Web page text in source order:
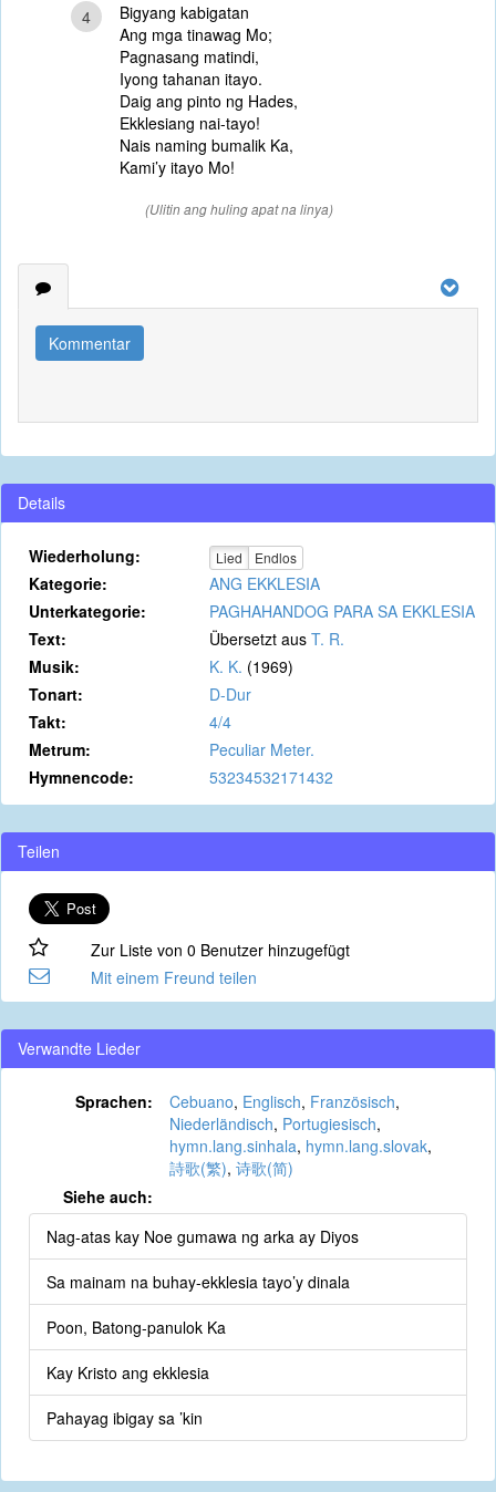
4
Bigyang kabigatan
Ang mga tinawag Mo;
Pagnasang matindi,
Iyong tahanan itayo.
Daig ang pinto ng Hades,
Ekklesiang nai-tayo!
Nais naming bumalik Ka,
Kami’y itayo Mo!
(Ulitin ang huling apat na linya)
Kommentar
Details
Wiederholung: Lied Endlos
Kategorie:
ANG EKKLESIA
Unterkategorie:
PAGHAHANDOG PARA SA EKKLESIA
Text:
Übersetzt aus T. R.
Musik:
K. K. (1969)
Tonart:
D-Dur
Takt:
4/4
Metrum:
Peculiar Meter.
Hymnencode:
53234532171432
Teilen
Zur Liste von 0 Benutzer hinzugefügt
Mit einem Freund teilen
Verwandte Lieder
Sprachen: Cebuano, Englisch, Französisch,
Niederländisch, Portugiesisch,
hymn.lang.sinhala, hymn.lang.slovak,
詩歌(繁), 诗歌(简)
Siehe auch:
Nag-atas kay Noe gumawa ng arka ay Diyos
Sa mainam na buhay-ekklesia tayo’y dinala
Poon, Batong-panulok Ka
Kay Kristo ang ekklesia
Pahayag ibigay sa ’kin